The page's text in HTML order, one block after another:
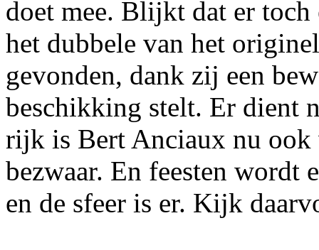
doet mee. Blijkt dat er
het dubbele van het
gevonden, dank zij een
beschikking stelt. Er dient
rijk is Bert Anciaux nu ook
bezwaar. En feesten wordt
en de sfeer is er. Kijk